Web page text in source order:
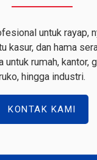
untuk rayap,
kasur, dan hama
untuk rumah, kantor,
hingga industri.
KONTAK KAMI